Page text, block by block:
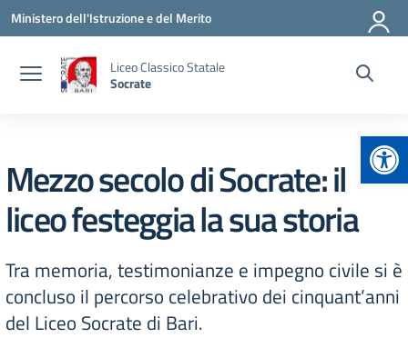
Vai ai contenuti
Vai al menu di navigazione
Vai al footer
Ministero dell'Istruzione e del Merito
Liceo Classico Statale
Socrate
Mezzo secolo di Socrate: il
liceo festeggia la sua storia
Tra memoria, testimonianze e impegno civile si è
concluso il percorso celebrativo dei cinquant’anni
del Liceo Socrate di Bari.